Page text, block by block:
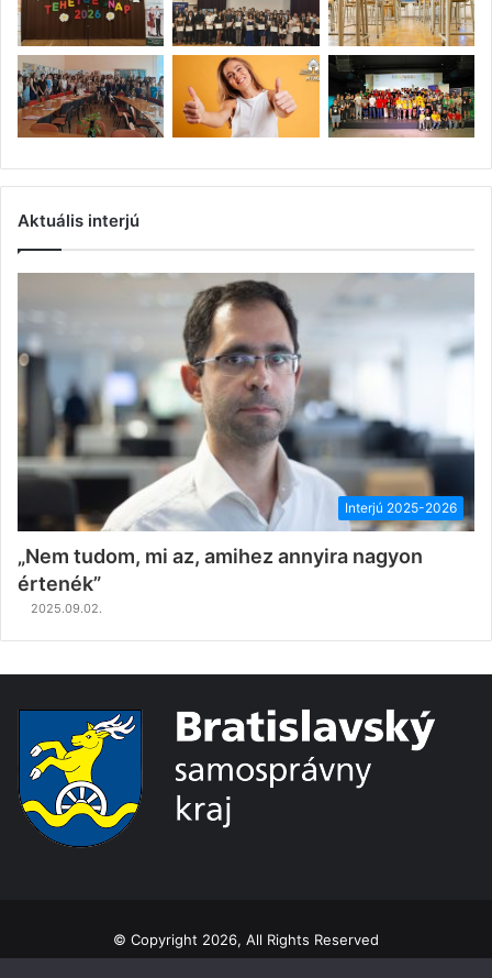
Aktuális interjú
Interjú 2025-2026
„Nem tudom, mi az, amihez annyira nagyon
értenék”
2025.09.02.
© Copyright 2026, All Rights Reserved